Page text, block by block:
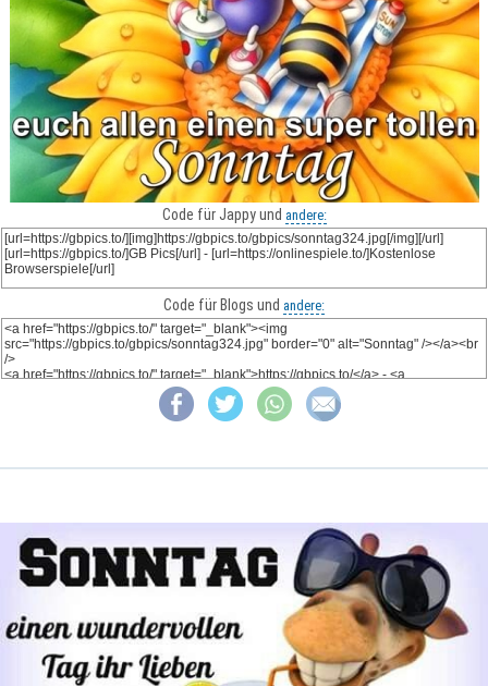
Code für Jappy und andere:
Code für Blogs und andere: